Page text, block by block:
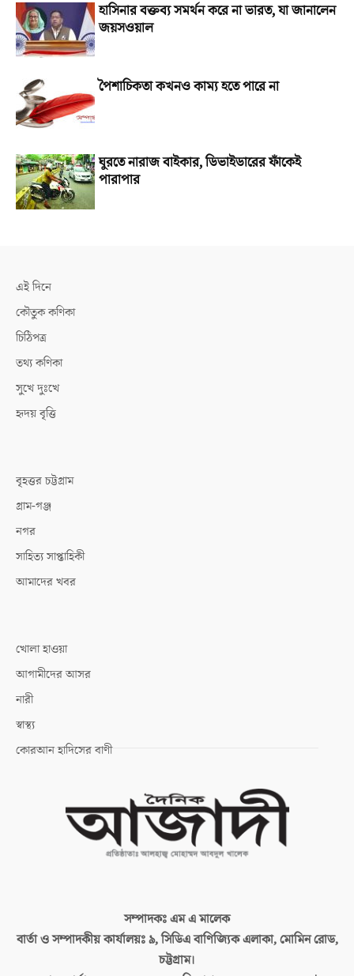
হাসিনার বক্তব্য সমর্থন করে না ভারত, যা জানালেন
জয়সওয়াল
পৈশাচিকতা কখনও কাম্য হতে পারে না
ঘুরতে নারাজ বাইকার, ডিভাইডারের ফাঁকেই
পারাপার
এই দিনে
কৌতুক কণিকা
চিঠিপত্র
তথ্য কণিকা
সুখে দুঃখে
হৃদয় বৃত্তি
বৃহত্তর চট্টগ্রাম
গ্রাম-গঞ্জ
নগর
সাহিত্য সাপ্তাহিকী
আমাদের খবর
খোলা হাওয়া
আগামীদের আসর
নারী
স্বাস্থ্য
কোরআন হাদিসের বাণী
সম্পাদকঃএম এ মালেক
বার্তা ও সম্পাদকীয় কার্যালয়ঃ৯, সিডিএ বাণিজ্যিক এলাকা, মোমিন রোড,
চট্টগ্রাম।